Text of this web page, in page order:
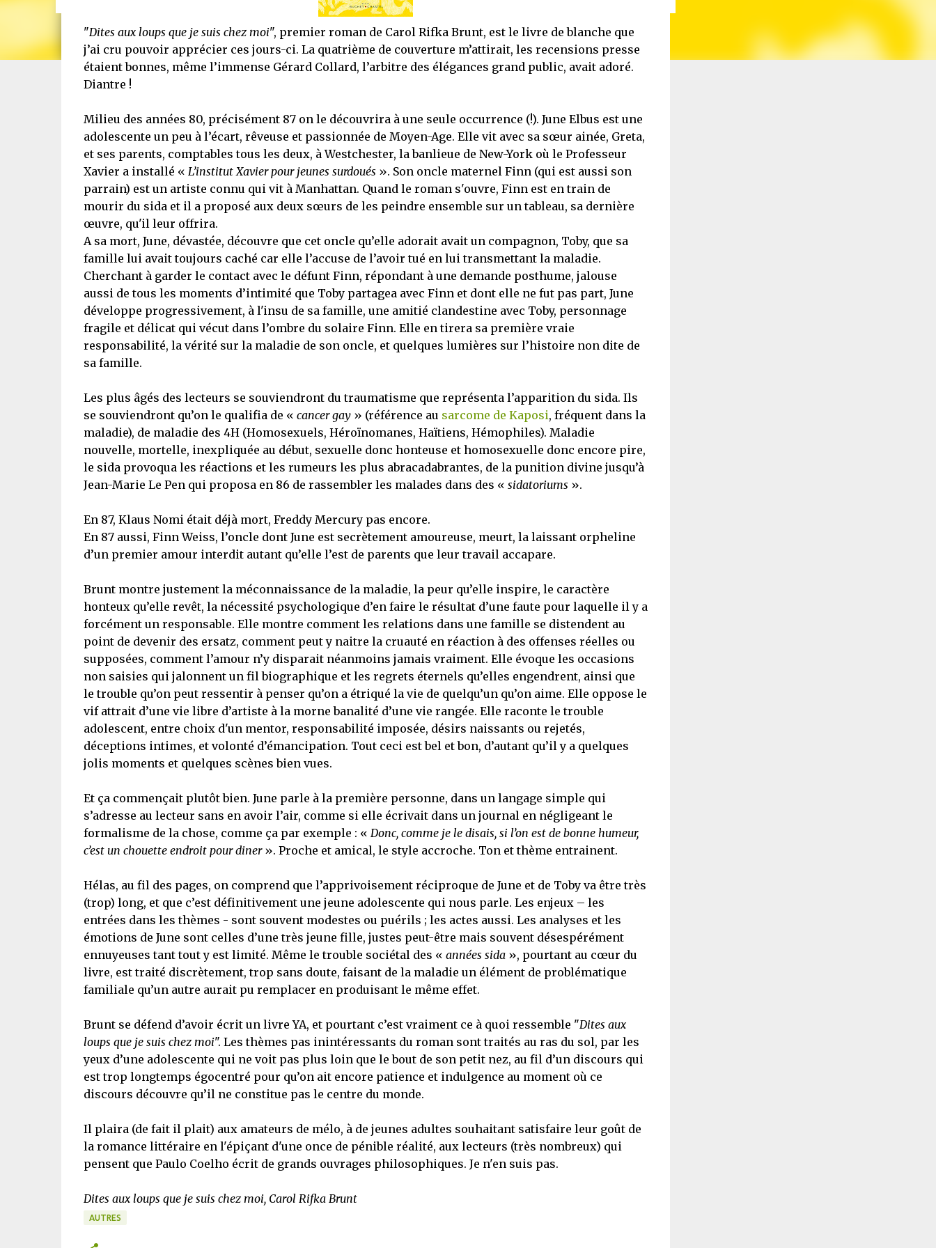
"Dites aux loups que je suis chez moi", premier roman de Carol Rifka Brunt, est le livre de blanche que
j’ai cru pouvoir apprécier ces jours-ci. La quatrième de couverture m’attirait, les recensions presse
étaient bonnes, même l’immense Gérard Collard, l’arbitre des élégances grand public, avait adoré.
Diantre !
Milieu des années 80, précisément 87 on le découvrira à une seule occurrence (!). June Elbus est une
adolescente un peu à l’écart, rêveuse et passionnée de Moyen-Age. Elle vit avec sa sœur ainée, Greta,
et ses parents, comptables tous les deux, à Westchester, la banlieue de New-York où le Professeur
Xavier a installé « L’institut Xavier pour jeunes surdoués ». Son oncle maternel Finn (qui est aussi son
parrain) est un artiste connu qui vit à Manhattan. Quand le roman s'ouvre, Finn est en train de
mourir du sida et il a proposé aux deux sœurs de les peindre ensemble sur un tableau, sa dernière
œuvre, qu'il leur offrira.
A sa mort, June, dévastée, découvre que cet oncle qu’elle adorait avait un compagnon, Toby, que sa
famille lui avait toujours caché car elle l’accuse de l’avoir tué en lui transmettant la maladie.
Cherchant à garder le contact avec le défunt Finn, répondant à une demande posthume, jalouse
aussi de tous les moments d’intimité que Toby partagea avec Finn et dont elle ne fut pas part, June
développe progressivement, à l'insu de sa famille, une amitié clandestine avec Toby, personnage
fragile et délicat qui vécut dans l’ombre du solaire Finn. Elle en tirera sa première vraie
responsabilité, la vérité sur la maladie de son oncle, et quelques lumières sur l’histoire non dite de
sa famille.
Les plus âgés des lecteurs se souviendront du traumatisme que représenta l’apparition du sida. Ils
se souviendront qu’on le qualifia de « cancer gay» (référence au sarcome de Kaposi, fréquent dans la
maladie), de maladie des 4H (Homosexuels, Héroïnomanes, Haïtiens, Hémophiles). Maladie
nouvelle, mortelle, inexpliquée au début, sexuelle donc honteuse et homosexuelle donc encore pire,
le sida provoqua les réactions et les rumeurs les plus abracadabrantes, de la punition divine jusqu’à
Jean-Marie Le Pen qui proposa en 86 de rassembler les malades dans des « sidatoriums ».
En 87, Klaus Nomi était déjà mort, Freddy Mercury pas encore.
En 87 aussi, Finn Weiss, l’oncle dont June est secrètement amoureuse, meurt, la laissant orpheline
d’un premier amour interdit autant qu’elle l’est de parents que leur travail accapare.
Brunt montre justement la méconnaissance de la maladie, la peur qu’elle inspire, le caractère
honteux qu’elle revêt, la nécessité psychologique d’en faire le résultat d’une faute pour laquelle il y a
forcément un responsable. Elle montre comment les relations dans une famille se distendent au
point de devenir des ersatz, comment peut y naitre la cruauté en réaction à des offenses réelles ou
supposées, comment l’amour n’y disparait néanmoins jamais vraiment. Elle évoque les occasions
non saisies qui jalonnent un fil biographique et les regrets éternels qu’elles engendrent, ainsi que
le trouble qu’on peut ressentir à penser qu’on a étriqué la vie de quelqu’un qu’on aime. Elle oppose le
vif attrait d’une vie libre d’artiste à la morne banalité d’une vie rangée. Elle raconte le trouble
adolescent, entre choix d'un mentor, responsabilité imposée, désirs naissants ou rejetés,
déceptions intimes, et volonté d’émancipation. Tout ceci est bel et bon, d’autant qu’il y a quelques
jolis moments et quelques scènes bien vues.
Et ça commençait plutôt bien. June parle à la première personne, dans un langage simple qui
s’adresse au lecteur sans en avoir l’air, comme si elle écrivait dans un journal en négligeant le
formalisme de la chose, comme ça par exemple : « Donc, comme je le disais, si l’on est de bonne humeur,
c’est un chouette endroit pour diner». Proche et amical, le style accroche. Ton et thème entrainent.
Hélas, au fil des pages, on comprend que l’apprivoisement réciproque de June et de Toby va être très
(trop) long, et que c’est définitivement une jeune adolescente qui nous parle. Les enjeux – les
entrées dans les thèmes - sont souvent modestes ou puérils ; les actes aussi. Les analyses et les
émotions de June sont celles d’une très jeune fille, justes peut-être mais souvent désespérément
ennuyeuses tant tout y est limité. Même le trouble sociétal des « années sida», pourtant au cœur du
livre, est traité discrètement, trop sans doute, faisant de la maladie un élément de problématique
familiale qu’un autre aurait pu remplacer en produisant le même effet.
Brunt se défend d’avoir écrit un livre YA, et pourtant c’est vraiment ce à quoi ressemble "Dites aux
loups que je suis chez moi". Les thèmes pas inintéressants du roman sont traités au ras du sol, par les
yeux d’une adolescente qui ne voit pas plus loin que le bout de son petit nez, au fil d’un discours qui
est trop longtemps égocentré pour qu’on ait encore patience et indulgence au moment où ce
discours découvre qu’il ne constitue pas le centre du monde.
Il plaira (de fait il plait) aux amateurs de mélo, à de jeunes adultes souhaitant satisfaire leur goût de
la romance littéraire en l'épiçant d'une once de pénible réalité, aux lecteurs (très nombreux) qui
pensent que Paulo Coelho écrit de grands ouvrages philosophiques. Je n'en suis pas.
Dites aux loups que je suis chez moi, Carol Rifka Brunt
AUTRES